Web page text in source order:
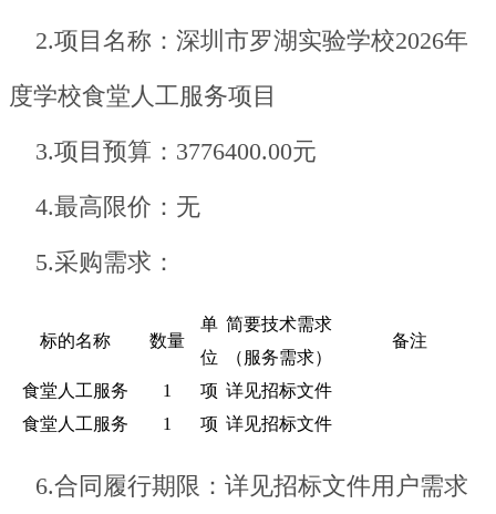
2.项目名称：深圳市罗湖实验学校2026年
度学校食堂人工服务项目
3.项目预算：3776400.00元
4.最高限价：无
5.采购需求：
标的名称 数量
单
位
简要技术需求
（服务需求）
备注
食堂人工服务 1 项 详见招标文件
食堂人工服务
1 项 详见招标文件
6.合同履行期限：详见招标文件用户需求